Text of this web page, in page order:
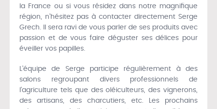
la France ou si vous résidez dans notre magnifique
région, n’hésitez pas à contacter directement Serge
Grech. Il sera ravi de vous parler de ses produits avec
passion et de vous faire déguster ses délices pour
éveiller vos papilles.
L’équipe de Serge participe régulièrement à des
salons regroupant divers professionnels de
l’agriculture tels que des oléiculteurs, des vignerons,
des artisans, des charcutiers, etc. Les prochains